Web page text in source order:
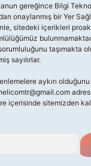
gereğince Bilgi
onaylanmış bir Yer
sitedeki içerikleri
taşımakta
sayılırlar.
aykırı
içerisinde sitemizden